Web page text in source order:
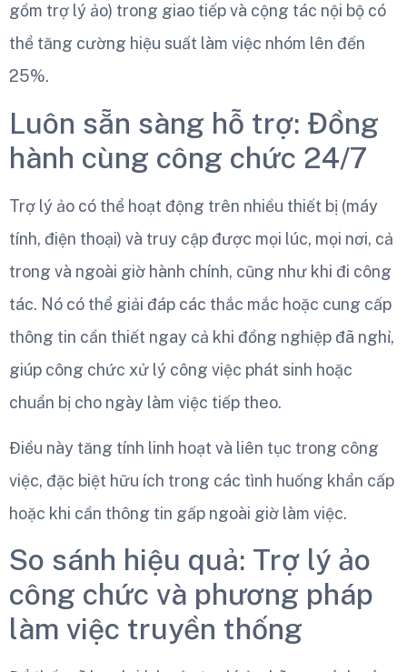
gồm trợ lý ảo) trong giao tiếp và cộng tác nội bộ có
thể tăng cường hiệu suất làm việc nhóm lên đến
25%.
Luôn sẵn sàng hỗ trợ: Đồng
hành cùng công chức 24/7
Trợ lý ảo có thể hoạt động trên nhiều thiết bị (máy
tính, điện thoại) và truy cập được mọi lúc, mọi nơi, cả
trong và ngoài giờ hành chính, cũng như khi đi công
tác. Nó có thể giải đáp các thắc mắc hoặc cung cấp
thông tin cần thiết ngay cả khi đồng nghiệp đã nghỉ,
giúp công chức xử lý công việc phát sinh hoặc
chuẩn bị cho ngày làm việc tiếp theo.
Điều này tăng tính linh hoạt và liên tục trong công
việc, đặc biệt hữu ích trong các tình huống khẩn cấp
hoặc khi cần thông tin gấp ngoài giờ làm việc.
So sánh hiệu quả: Trợ lý ảo
công chức và phương pháp
làm việc truyền thống